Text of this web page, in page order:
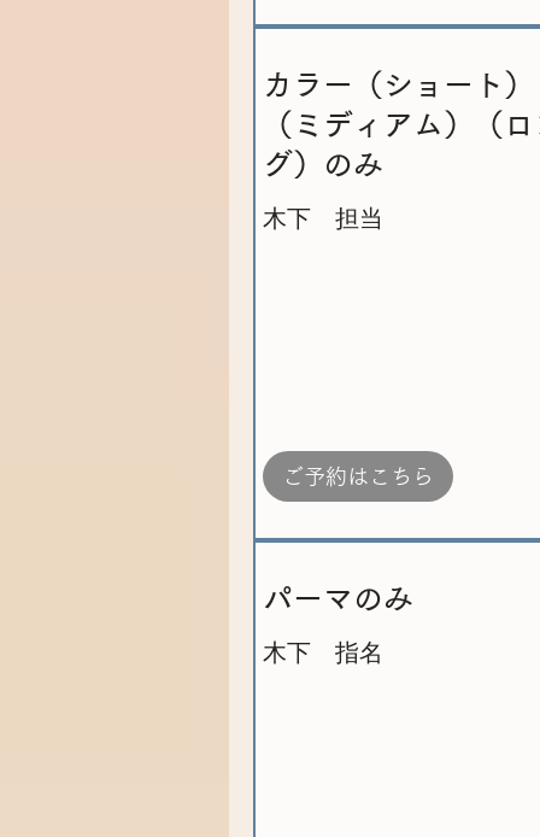
カラー（ショート）
（ミディアム）（
グ）のみ
木下 担当
ご予約はこちら
パーマのみ
木下 指名